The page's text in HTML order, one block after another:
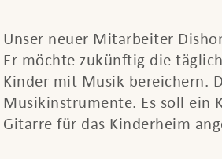
Unser neuer Mitarbeiter
Er möchte zukünftig die
Kinder mit Musik bereichern.
Musikinstrumente. Es soll ein
Gitarre für das Kinderheim